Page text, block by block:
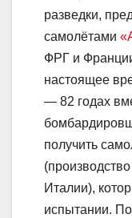
разведки,
самолётами
ФРГ и
настоящее
— 82 годах
получить
Италии),
испытании.